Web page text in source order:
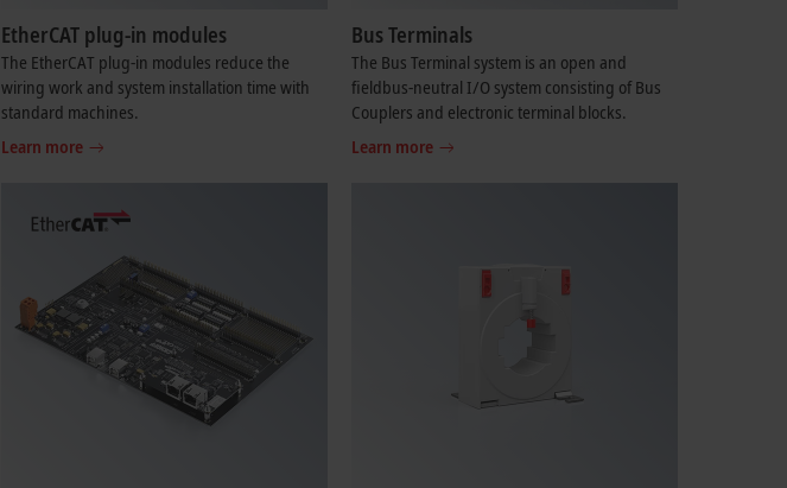
EtherCAT plug-in modules
The EtherCAT plug-in modules reduce the
wiring work and system installation time with
standard machines.
Learn more
Bus Terminals
The Bus Terminal system is an open and
fieldbus-neutral I/O system consisting of Bus
Couplers and electronic terminal blocks.
Learn more